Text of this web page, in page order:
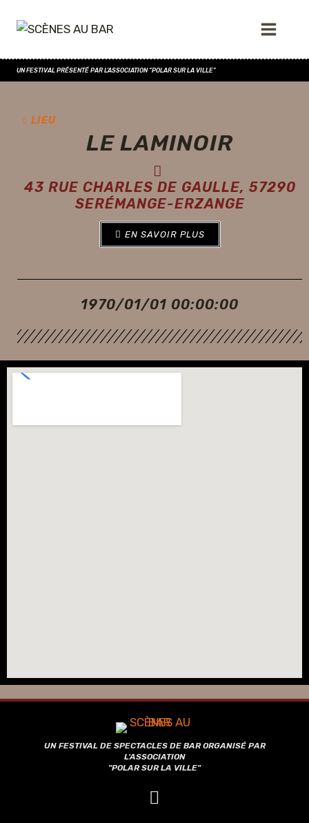
UN FESTIVAL PRÉSENTÉ PAR L'ASSOCIATION "POLAR SUR LA VILLE"
LIEU
LE LAMINOIR
43 RUE CHARLES DE GAULLE, 57290
SERÉMANGE-ERZANGE
EN SAVOIR PLUS
1970/01/01 00:00:00
UN FESTIVAL DE SPECTACLES DE BAR ORGANISÉ PAR
L'ASSOCIATION
"POLAR SUR LA VILLE"